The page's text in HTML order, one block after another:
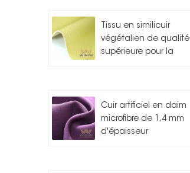
Tissu en similicuir
végétalien de qualité
supérieure pour la
Cuir artificiel en daim
microfibre de 1,4 mm
d'épaisseur